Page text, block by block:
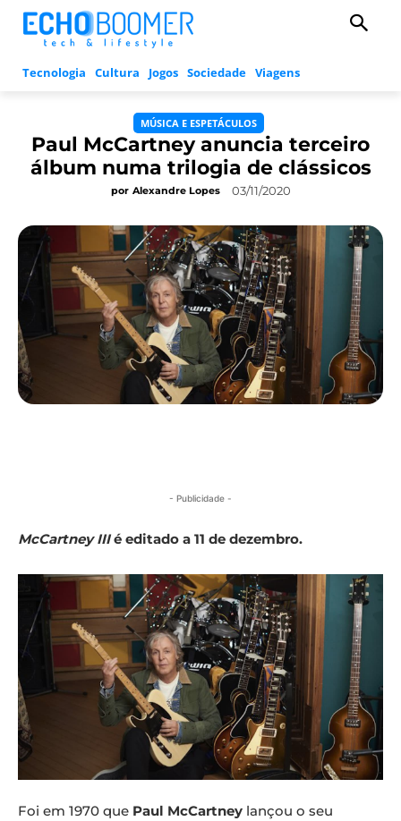
Tecnologia Cultura Jogos Sociedade Viagens
MÚSICA E ESPETÁCULOS
Paul McCartney anuncia terceiro
álbum numa trilogia de clássicos
por Alexandre Lopes 03/11/2020
- Publicidade -
McCartney IIIé editado a 11 de dezembro.
Foi em 1970 que Paul McCartney lançou o seu